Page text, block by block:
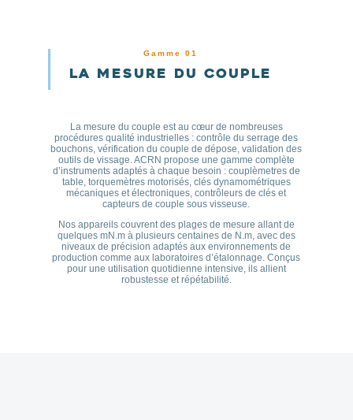
Gamme 01
La mesure du couple
La mesure du couple est au cœur de nombreuses
procédures qualité industrielles : contrôle du serrage des
bouchons, vérification du couple de dépose, validation des
outils de vissage. ACRN propose une gamme complète
d’instruments adaptés à chaque besoin : couplèmetres de
table, torquemètres motorisés, clés dynamométriques
mécaniques et électroniques, contrôleurs de clés et
capteurs de couple sous visseuse.
Nos appareils couvrent des plages de mesure allant de
quelques mN.m à plusieurs centaines de N.m, avec des
niveaux de précision adaptés aux environnements de
production comme aux laboratoires d’étalonnage. Conçus
pour une utilisation quotidienne intensive, ils allient
robustesse et répétabilité.